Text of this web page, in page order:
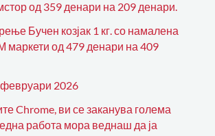
од 359 денари на 209 денари.
Бучен козјак 1 кг. со намалена
маркети од 479 денари на 409
февруари 2026
Chrome, ви се заканува голема
работа мора веднаш да ја